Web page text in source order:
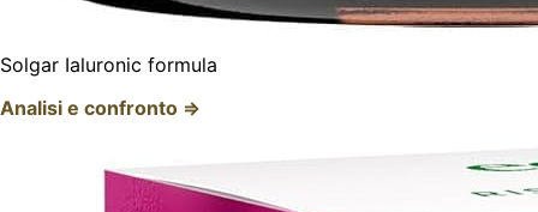
Solgar Ialuronic formula
Analisi e confronto ⇒